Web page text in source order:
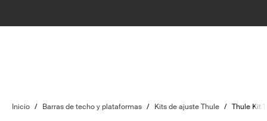
Inicio / Barras de techo y plataformas / Kits de ajuste Thule / Thule Kit